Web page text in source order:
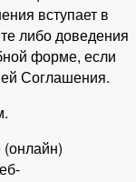
вступает в
либо доведения
форме, если
Соглашения.